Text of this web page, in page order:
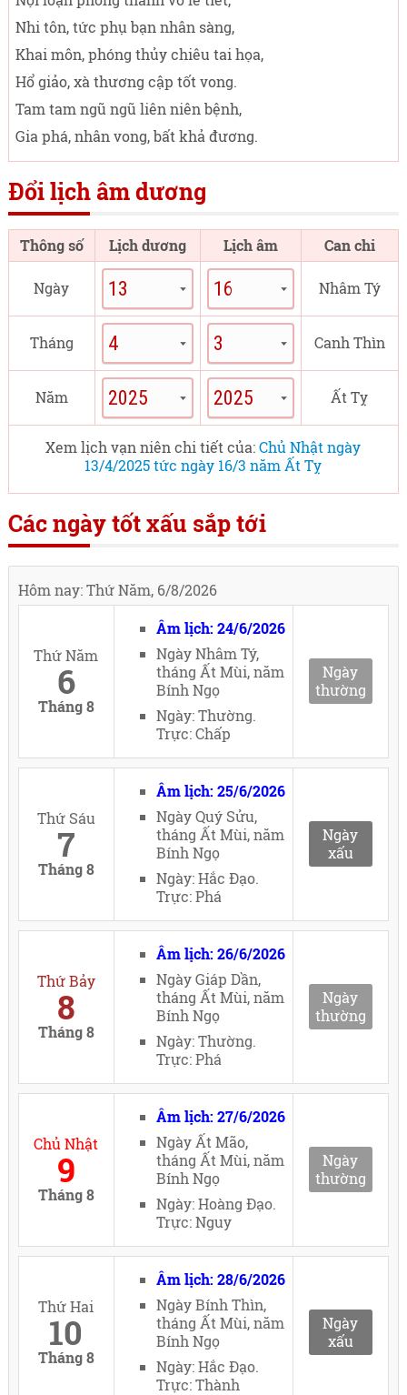
Nhi tôn, tức phụ bạn nhân sàng,
Khai môn, phóng thủy chiêu tai họa,
Hổ giảo, xà thương cập tốt vong.
Tam tam ngũ ngũ liên niên bệnh,
Gia phá, nhân vong, bất khả đương.
Đổi lịch âm dương
Thông số Lịch dương Lịch âm Can chi
Ngày Nhâm Tý
Tháng Canh Thìn
Năm Ất Tỵ
Xem lịch vạn niên chi tiết của:Chủ Nhật ngày
13/4/2025 tức ngày 16/3 năm Ất Tỵ
Các ngày tốt xấu sắp tới
Hôm nay: Thứ Năm, 6/8/2026
Thứ Năm
6
Tháng 8
Âm lịch: 24/6/2026
Ngày Nhâm Tý,
tháng Ất Mùi, năm
Bính Ngọ
Ngày: Thường.
Trực: Chấp
Ngày
thường
Thứ Sáu
7
Tháng 8
Âm lịch: 25/6/2026
Ngày Quý Sửu,
tháng Ất Mùi, năm
Bính Ngọ
Ngày: Hắc Đạo.
Trực: Phá
Ngày
xấu
Thứ Bảy
8
Tháng 8
Âm lịch: 26/6/2026
Ngày Giáp Dần,
tháng Ất Mùi, năm
Bính Ngọ
Ngày: Thường.
Trực: Phá
Ngày
thường
Chủ Nhật
9
Tháng 8
Âm lịch: 27/6/2026
Ngày Ất Mão,
tháng Ất Mùi, năm
Bính Ngọ
Ngày: Hoàng Đạo.
Trực: Nguy
Ngày
thường
Thứ Hai
10
Tháng 8
Âm lịch: 28/6/2026
Ngày Bính Thìn,
tháng Ất Mùi, năm
Bính Ngọ
Ngày: Hắc Đạo.
Trực: Thành
Ngày
xấu